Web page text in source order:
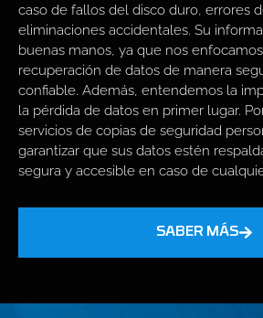
caso de fallos del disco duro, errores
eliminaciones accidentales. Su
buenas manos, ya que nos
recuperación de datos de manera
confiable. Además, entendemos la
la pérdida de datos en primer lugar.
servicios de copias de seguridad
garantizar que sus datos estén
segura y accesible en caso de
SABER MÁS